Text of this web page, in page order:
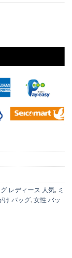
レディース 人気, ミ
け バッグ, 女性 バッ